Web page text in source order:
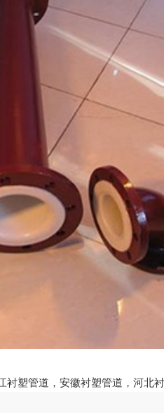
衬塑管道 ， 安徽衬塑管道 ， 河北